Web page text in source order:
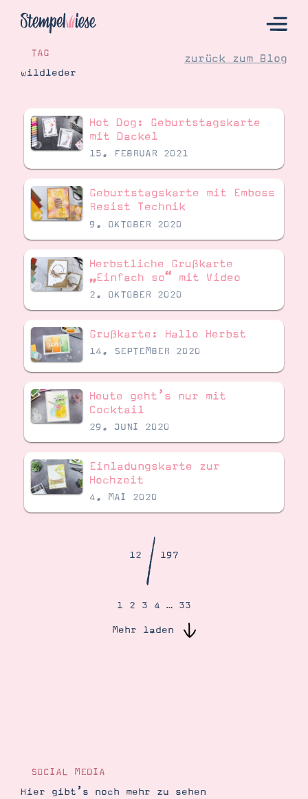
Hier Starten
Katalog
Bestellen
Demonstrator werden
Blog
Gutscheine
Produkte erklärt
Über mich
Tipps & Tricks
Ordnungstipps
TAG
wildleder
zurück zum Blog
Hot Dog: Geburtstagskarte
mit Dackel
15. FEBRUAR 2021
Geburtstagskarte mit Emboss
Resist Technik
9. OKTOBER 2020
Herbstliche Grußkarte
„Einfach so“ mit Video
2. OKTOBER 2020
Grußkarte: Hallo Herbst
14. SEPTEMBER 2020
Heute geht’s nur mit
Cocktail
29. JUNI 2020
Einladungskarte zur
Hochzeit
4. MAI 2020
12/197
1 2 3 4 … 33
Mehr laden
SOCIAL MEDIA
Hier gibt’s noch mehr zu sehen